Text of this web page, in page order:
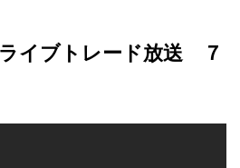
イブトレード放送 ７